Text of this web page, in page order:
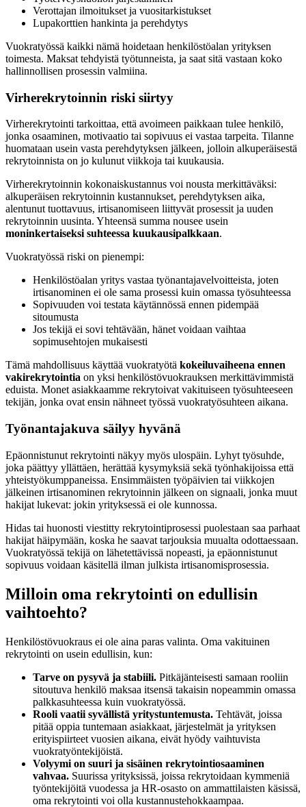
Verottajan ilmoitukset ja vuositarkistukset
Lupakorttien hankinta ja perehdytys
Vuokratyössä kaikki nämä hoidetaan henkilöstöalan yrityksen
toimesta. Maksat tehdyistä työtunneista, ja saat sitä vastaan koko
hallinnollisen prosessin valmiina.
Virherekrytoinnin riski siirtyy
Virherekrytointi tarkoittaa, että avoimeen paikkaan tulee henkilö,
jonka osaaminen, motivaatio tai sopivuus ei vastaa tarpeita. Tilanne
huomataan usein vasta perehdytyksen jälkeen, jolloin alkuperäisestä
rekrytoinnista on jo kulunut viikkoja tai kuukausia.
Virherekrytoinnin kokonaiskustannus voi nousta merkittäväksi:
alkuperäisen rekrytoinnin kustannukset, perehdytyksen aika,
alentunut tuottavuus, irtisanomiseen liittyvät prosessit ja uuden
rekrytoinnin uusinta. Yhteensä summa nousee usein
moninkertaiseksi suhteessa kuukausipalkkaan.
Vuokratyössä riski on pienempi:
Henkilöstöalan yritys vastaa työnantajavelvoitteista, joten
irtisanominen ei ole sama prosessi kuin omassa työsuhteessa
Sopivuuden voi testata käytännössä ennen pidempää
sitoumusta
Jos tekijä ei sovi tehtävään, hänet voidaan vaihtaa
sopimusehtojen mukaisesti
Tämä mahdollisuus käyttää vuokratyötä kokeiluvaiheena ennen
vakirekrytointia on yksi henkilöstövuokrauksen merkittävimmistä
eduista. Monet asiakkaamme rekrytoivat vakituiseen työsuhteeseen
tekijän, jonka ovat ensin nähneet työssä vuokratyösuhteen aikana.
Työnantajakuva säilyy hyvänä
Epäonnistunut rekrytointi näkyy myös ulospäin. Lyhyt työsuhde,
joka päättyy yllättäen, herättää kysymyksiä sekä työnhakijoissa että
yhteistyökumppaneissa. Ensimmäisten työpäivien tai viikkojen
jälkeinen irtisanominen rekrytoinnin jälkeen on signaali, jonka muut
hakijat lukevat: jokin yrityksessä ei ole kunnossa.
Hidas tai huonosti viestitty rekrytointiprosessi puolestaan saa parhaat
hakijat häipymään, koska he saavat tarjouksia muualta odottaessaan.
Vuokratyössä tekijä on lähetettävissä nopeasti, ja epäonnistunut
sopivuus voidaan käsitellä ilman julkista irtisanomisprosessia.
Milloin oma rekrytointi on edullisin
vaihtoehto?
Henkilöstövuokraus ei ole aina paras valinta. Oma vakituinen
rekrytointi on usein edullisin, kun:
Tarve on pysyvä ja stabiili. Pitkäjänteisesti samaan rooliin
sitoutuva henkilö maksaa itsensä takaisin nopeammin omassa
palkkasuhteessa kuin vuokratyössä.
Rooli vaatii syvällistä yritystuntemusta. Tehtävät, joissa
pitää oppia tuntemaan asiakkaat, järjestelmät ja yrityksen
erityispiirteet vuosien aikana, eivät hyödy vaihtuvista
vuokratyöntekijöistä.
Volyymi on suuri ja sisäinen rekrytointiosaaminen
vahvaa. Suurissa yrityksissä, joissa rekrytoidaan kymmeniä
työntekijöitä vuodessa ja HR-osasto on ammattilaisten käsissä,
oma rekrytointi voi olla kustannustehokkaampaa.